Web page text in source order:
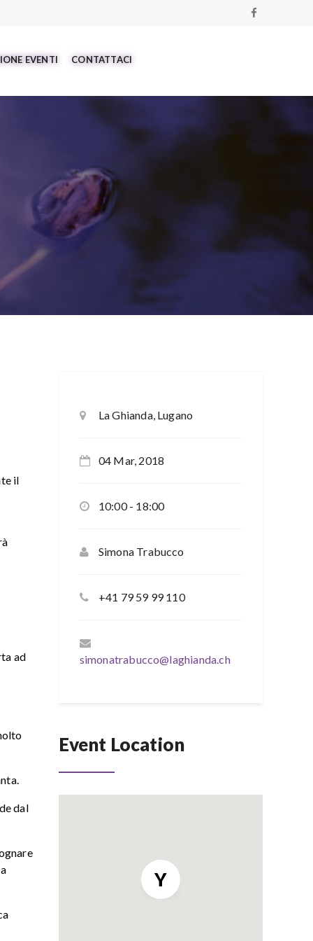
EVENTI CONTATTACI
il
ad
dal
La Ghianda, Lugano
04 Mar, 2018
10:00 - 18:00
Simona Trabucco
+41 79 59 99 110
simonatrabucco@laghianda.ch
Event Location